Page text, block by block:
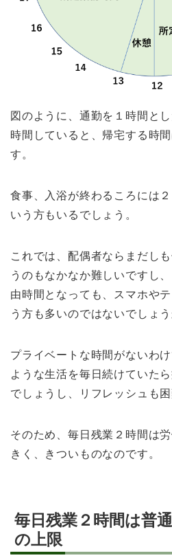
図のように、通勤を１時間と
時間していると、帰宅する時
す。
食事、入浴が終わるころには
いう方もいるでしょう。
これでは、配偶者ならまだし
うのもなかなか難しいですし
由時間となっても、スマホや
う方も多いのではないでしょう
プライベートな時間がないわ
ような生活を毎日続けていた
でしょうし、リフレッシュも困
そのため、毎日残業２時間は
きく、きついものなのです。
毎日残業２時間は普
の上限